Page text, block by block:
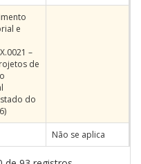
e
–
de
do
Não se aplica